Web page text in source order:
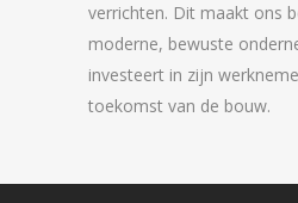
verrichten. Dit maakt ons
moderne, bewuste
investeert in zijn
toekomst van de bouw.